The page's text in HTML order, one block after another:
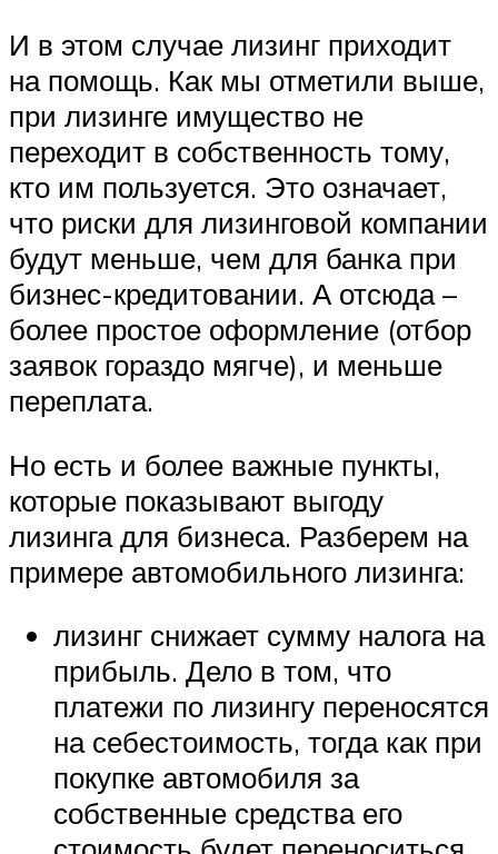
И в этом случае лизинг приходит
на помощь. Как мы отметили выше,
при лизинге имущество не
переходит в собственность тому,
кто им пользуется. Это означает,
что риски для лизинговой компании
будут меньше, чем для банка при
бизнес-кредитовании. А отсюда –
более простое оформление (отбор
заявок гораздо мягче), и меньше
переплата.
Но есть и более важные пункты,
которые показывают выгоду
лизинга для бизнеса. Разберем на
примере автомобильного лизинга:
лизинг снижает сумму налога на
прибыль. Дело в том, что
платежи по лизингу переносятся
на себестоимость, тогда как при
покупке автомобиля за
собственные средства его